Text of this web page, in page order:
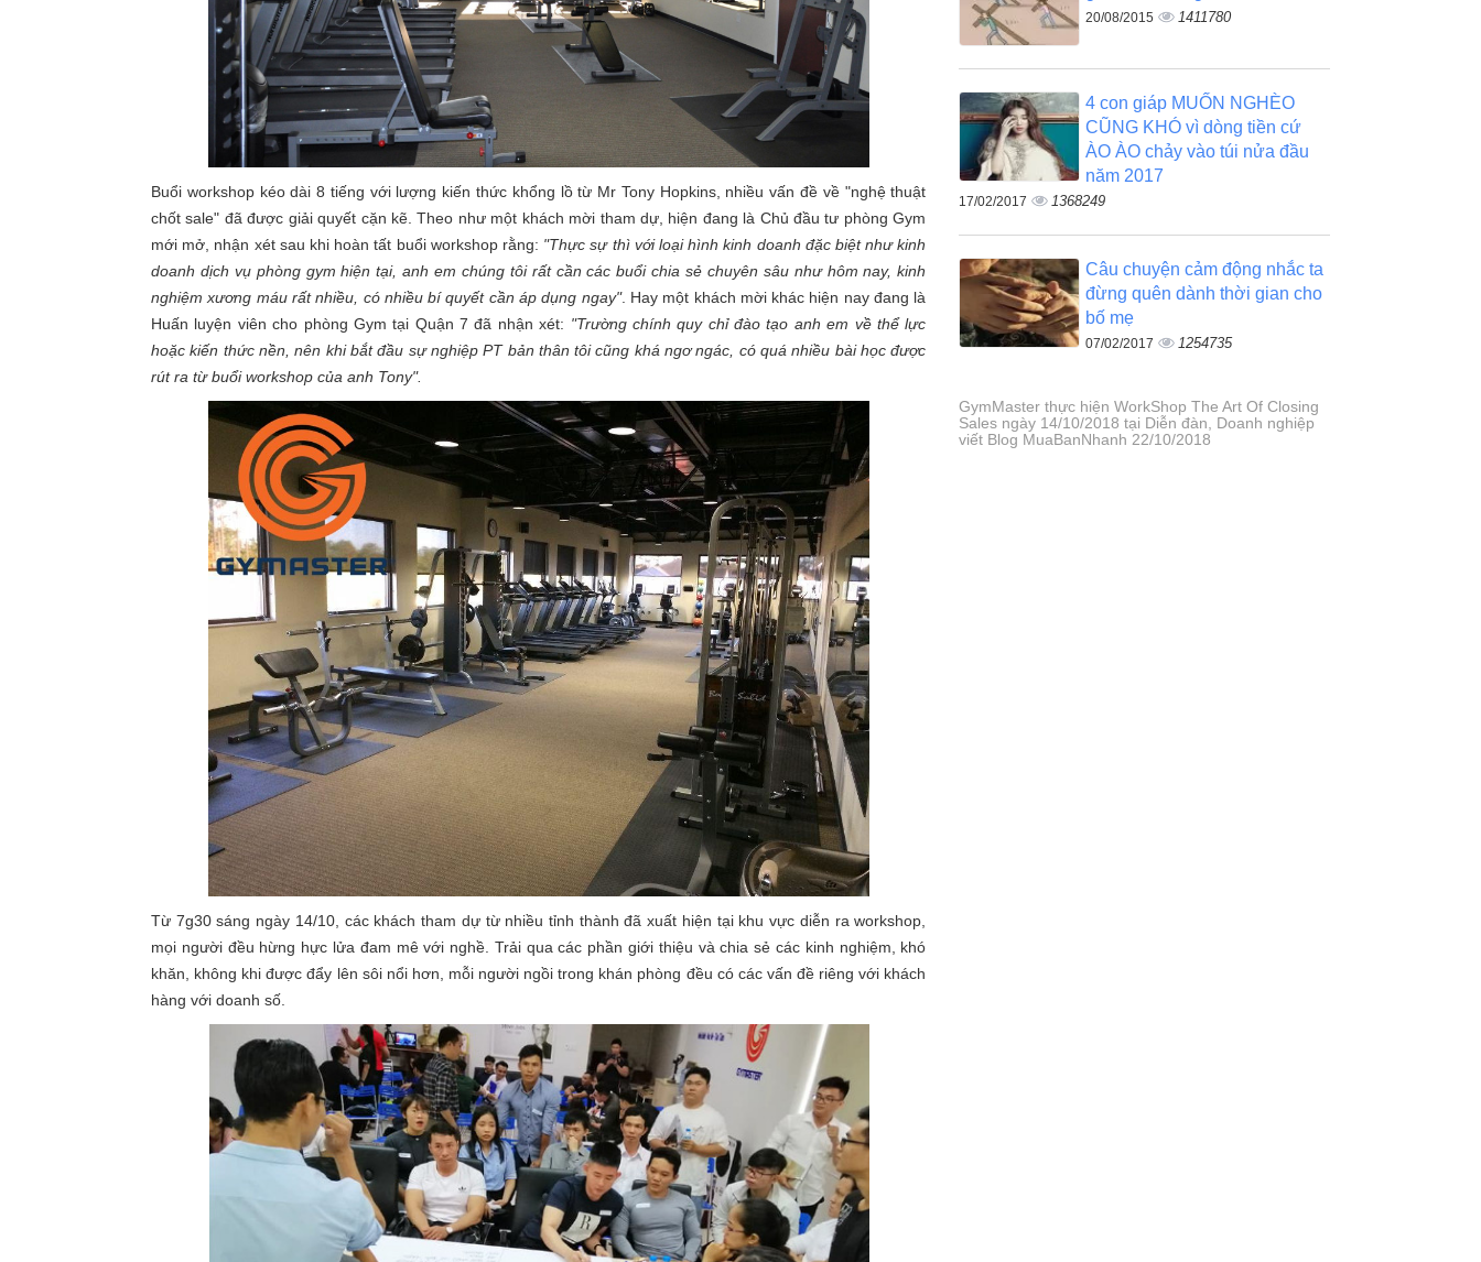
Buổi workshop kéo dài 8 tiếng với lượng kiến thức khổng lồ từ Mr Tony Hopkins, nhiều vấn đề về "nghệ thuật
chốt sale" đã được giải quyết cặn kẽ. Theo như một khách mời tham dự, hiện đang là Chủ đầu tư phòng Gym
mới mở, nhận xét sau khi hoàn tất buổi workshop rằng: "Thực sự thì với loại hình kinh doanh đặc biệt như kinh
doanh dịch vụ phòng gym hiện tại, anh em chúng tôi rất cần các buổi chia sẻ chuyên sâu như hôm nay, kinh
nghiệm xương máu rất nhiều, có nhiều bí quyết cần áp dụng ngay". Hay một khách mời khác hiện nay đang là
Huấn luyện viên cho phòng Gym tại Quận 7 đã nhận xét: "Trường chính quy chỉ đào tạo anh em về thể lực
hoặc kiến thức nền, nên khi bắt đầu sự nghiệp PT bản thân tôi cũng khá ngơ ngác, có quá nhiều bài học được
rút ra từ buổi workshop của anh Tony".
Từ 7g30 sáng ngày 14/10, các khách tham dự từ nhiều tỉnh thành đã xuất hiện tại khu vực diễn ra workshop,
mọi người đều hừng hực lửa đam mê với nghề. Trải qua các phần giới thiệu và chia sẻ các kinh nghiệm, khó
khăn, không khi được đẩy lên sôi nổi hơn, mỗi người ngồi trong khán phòng đều có các vấn đề riêng với khách
hàng với doanh số.
20/08/2015 1411780
4 con giáp MUỐN NGHÈO
CŨNG KHÓ vì dòng tiền cứ
ÀO ÀO chảy vào túi nửa đầu
năm 2017
17/02/2017 1368249
Câu chuyện cảm động nhắc ta
đừng quên dành thời gian cho
bố mẹ
07/02/2017 1254735
GymMaster thực hiện WorkShop The Art Of Closing
Sales ngày 14/10/2018 tại Diễn đàn, Doanh nghiệp
viết Blog MuaBanNhanh 22/10/2018